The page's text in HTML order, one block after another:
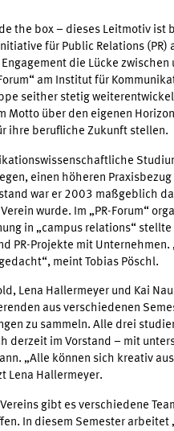
the box – dieses Leitmotiv ist
für Public Relations
die Lücke
am Institut für
seither stetig
Motto über den eigenen
ihre berufliche Zukunft stellen.
einen höheren
war er 2003 maßgeblich
wurde. Im „PR-Forum“
in „campus relations“
PR-Projekte mit
meint Tobias Pöschl.
Lena Hallermeyer und Kai
aus verschiedenen
zu sammeln. Alle drei
derzeit im Vorstand – mit
„Alle können sich kreativ
Lena Hallermeyer.
gibt es verschiedene
In diesem Semester